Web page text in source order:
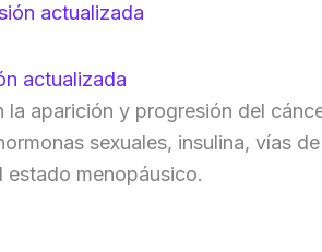
actualizada
aparición y progresión del
sexuales, insulina, vías
menopáusico.